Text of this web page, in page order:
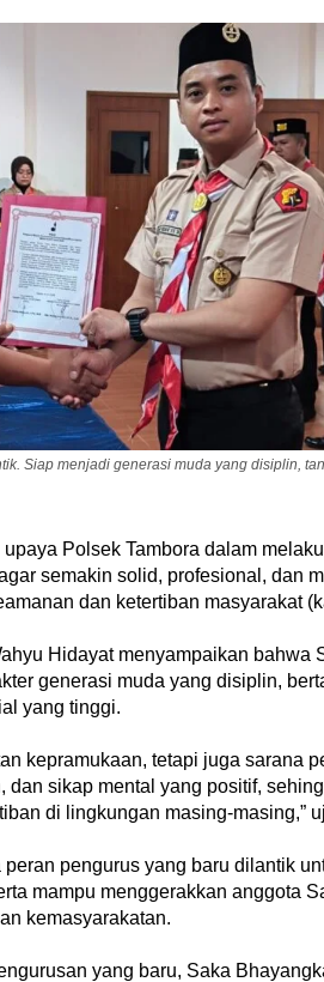
Siap menjadi generasi muda yang disiplin,
Polsek Tambora dalam
semakin solid, profesional, dan
dan ketertiban masyarakat
Hidayat menyampaikan bahwa
generasi muda yang disiplin,
yang tinggi.
kepramukaan, tetapi juga sarana
sikap mental yang positif,
di lingkungan masing-masing,”
pengurus yang baru dilantik
mampu menggerakkan anggota
kemasyarakatan.
yang baru, Saka